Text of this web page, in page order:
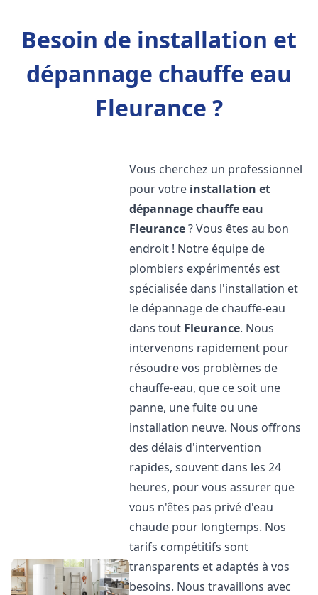
Besoin de installation et
dépannage chauffe eau
Fleurance ?
Vous cherchez un professionnel
pour votre installation et
dépannage chauffe eau
Fleurance? Vous êtes au bon
endroit ! Notre équipe de
plombiers expérimentés est
spécialisée dans l'installation et
le dépannage de chauffe-eau
dans tout Fleurance. Nous
intervenons rapidement pour
résoudre vos problèmes de
chauffe-eau, que ce soit une
panne, une fuite ou une
installation neuve. Nous offrons
des délais d'intervention
rapides, souvent dans les 24
heures, pour vous assurer que
vous n'êtes pas privé d'eau
chaude pour longtemps. Nos
tarifs compétitifs sont
transparents et adaptés à vos
besoins. Nous travaillons avec